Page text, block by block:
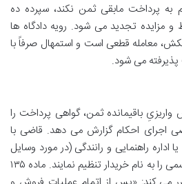
به پرداخت مابقی ثمن نکند، سپرده ده
مزایده تجدید می شود. رویه دادگاه ها
معامله قطعی است و استمهال صرفاً با
می شود.
باقیمانده ثمن، گواهی پرداخت را
اجرای احکام گزارش می دهد. قاضی با
اداره راهنمایی و رانندگی (در مورد وسایل
نقلیه) را مکلف می کند سند رسمی را به نام خریدار تنظیم نمایند. ماده ۱۳۵